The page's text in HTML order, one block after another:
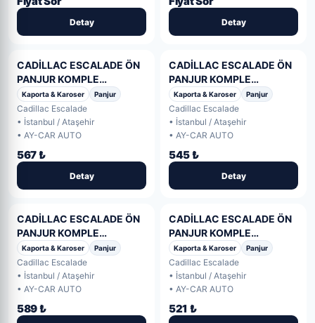
Detay Detay
CADİLLAC ESCALADE ÖN
PANJUR KOMPLE
(PLATINIUM) 1.KALİTE
2015- (11. Adet)
Kaporta & Karoser Panjur
Cadillac Escalade
• İstanbul / Ataşehir
• AY-CAR AUTO
567 ₺
Detay
CADİLLAC ESCALADE ÖN
PANJUR KOMPLE
(PLATINIUM) 1.KALİTE
2015- (10. Adet)
Kaporta & Karoser Panjur
Cadillac Escalade
• İstanbul / Ataşehir
• AY-CAR AUTO
545 ₺
Detay
CADİLLAC ESCALADE ÖN
PANJUR KOMPLE
(PLATINIUM) 1.KALİTE
2015- (9. Adet)
Kaporta & Karoser Panjur
Cadillac Escalade
• İstanbul / Ataşehir
• AY-CAR AUTO
589 ₺
CADİLLAC ESCALADE ÖN
PANJUR KOMPLE
(PLATINIUM) 1.KALİTE
2015- (8. Adet)
Kaporta & Karoser Panjur
Cadillac Escalade
• İstanbul / Ataşehir
• AY-CAR AUTO
521 ₺